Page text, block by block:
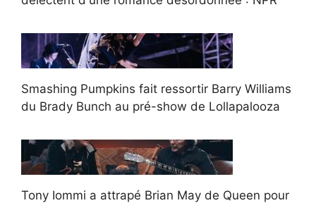
Smashing Pumpkins fait ressortir Barry Williams
du Brady Bunch au pré-show de Lollapalooza
Tony Iommi a attrapé Brian May de Queen pour